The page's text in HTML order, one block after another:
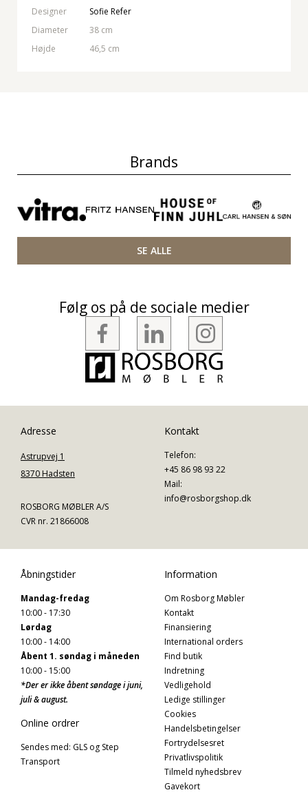
Designer
Sofie Refer
Diameter
38 cm
Højde
46,5 cm
Brands
SE ALLE
Følg os på de sociale medier
Adresse
Astrupvej 1
8370 Hadsten
ROSBORG MØBLER A/S
CVR nr. 21866008
Kontakt
Telefon:
+45 86 98 93 22
Mail:
info@rosborgshop.dk
Åbningstider
Mandag-fredag
10:00 - 17:30
Lørdag
10:00 - 14:00
Åbent 1. søndag i måneden
10:00 - 15:00
*Der er ikke åbent søndage i juni,
juli & august.
Online ordrer
Sendes med: GLS og Step
Transport
Information
Om Rosborg Møbler
Kontakt
Finansiering
International orders
Find butik
Indretning
Vedligehold
Ledige stillinger
Cookies
Handelsbetingelser
Fortrydelsesret
Privatlivspolitik
Tilmeld nyhedsbrev
Gavekort